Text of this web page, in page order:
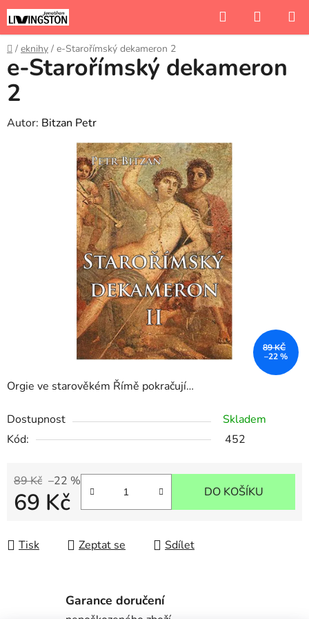
Přejít
na
obsah
Hledat
KOŠÍK
Domů
/ eknihy / e-Starořímský dekameron 2
Orgie ve starověkém Římě pokračují…
Dostupnost
Skladem
Kód:
452
89 Kč –22 %
69 Kč DO KOŠÍKU
Tisk Zeptat se Sdílet
e-Starořímský dekameron
2
Autor: Bitzan Petr
89 KČ
–22 %
Garance doručení